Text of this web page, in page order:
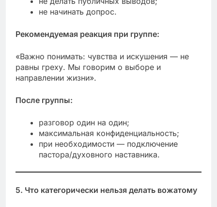
не начинать допрос.
Рекомендуемая реакция при группе:
«Важно понимать: чувства и искушения — не
равны греху. Мы говорим о выборе и
направлении жизни».
После группы:
разговор один на один;
максимальная конфиденциальность;
при необходимости — подключение
пастора/духовного наставника.
5. Что категорически нельзя делать вожатому